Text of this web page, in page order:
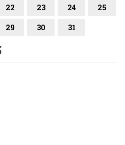
22 23 24 25
29 30 31